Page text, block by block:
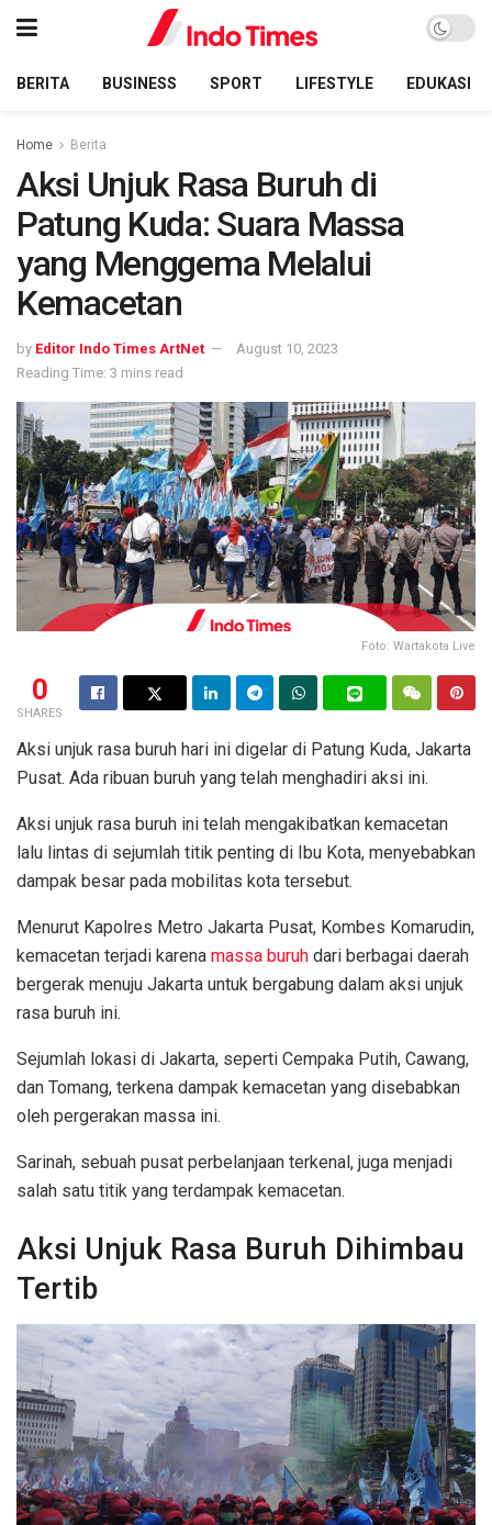
BERITA BUSINESS SPORT LIFESTYLE EDUKASI
Home Berita
Aksi Unjuk Rasa Buruh di
Patung Kuda: Suara Massa
yang Menggema Melalui
Kemacetan
by Editor Indo Times ArtNet
August 10, 2023
Reading Time: 3 mins read
Foto: Wartakota Live
0
SHARES
Aksi unjuk rasa buruh hari ini digelar di Patung Kuda, Jakarta
Pusat. Ada ribuan buruh yang telah menghadiri aksi ini.
Aksi unjuk rasa buruh ini telah mengakibatkan kemacetan
lalu lintas di sejumlah titik penting di Ibu Kota, menyebabkan
dampak besar pada mobilitas kota tersebut.
Menurut Kapolres Metro Jakarta Pusat, Kombes Komarudin,
kemacetan terjadi karena massa buruh dari berbagai daerah
bergerak menuju Jakarta untuk bergabung dalam aksi unjuk
rasa buruh ini.
Sejumlah lokasi di Jakarta, seperti Cempaka Putih, Cawang,
dan Tomang, terkena dampak kemacetan yang disebabkan
oleh pergerakan massa ini.
Sarinah, sebuah pusat perbelanjaan terkenal, juga menjadi
salah satu titik yang terdampak kemacetan.
Aksi Unjuk Rasa Buruh Dihimbau
Tertib